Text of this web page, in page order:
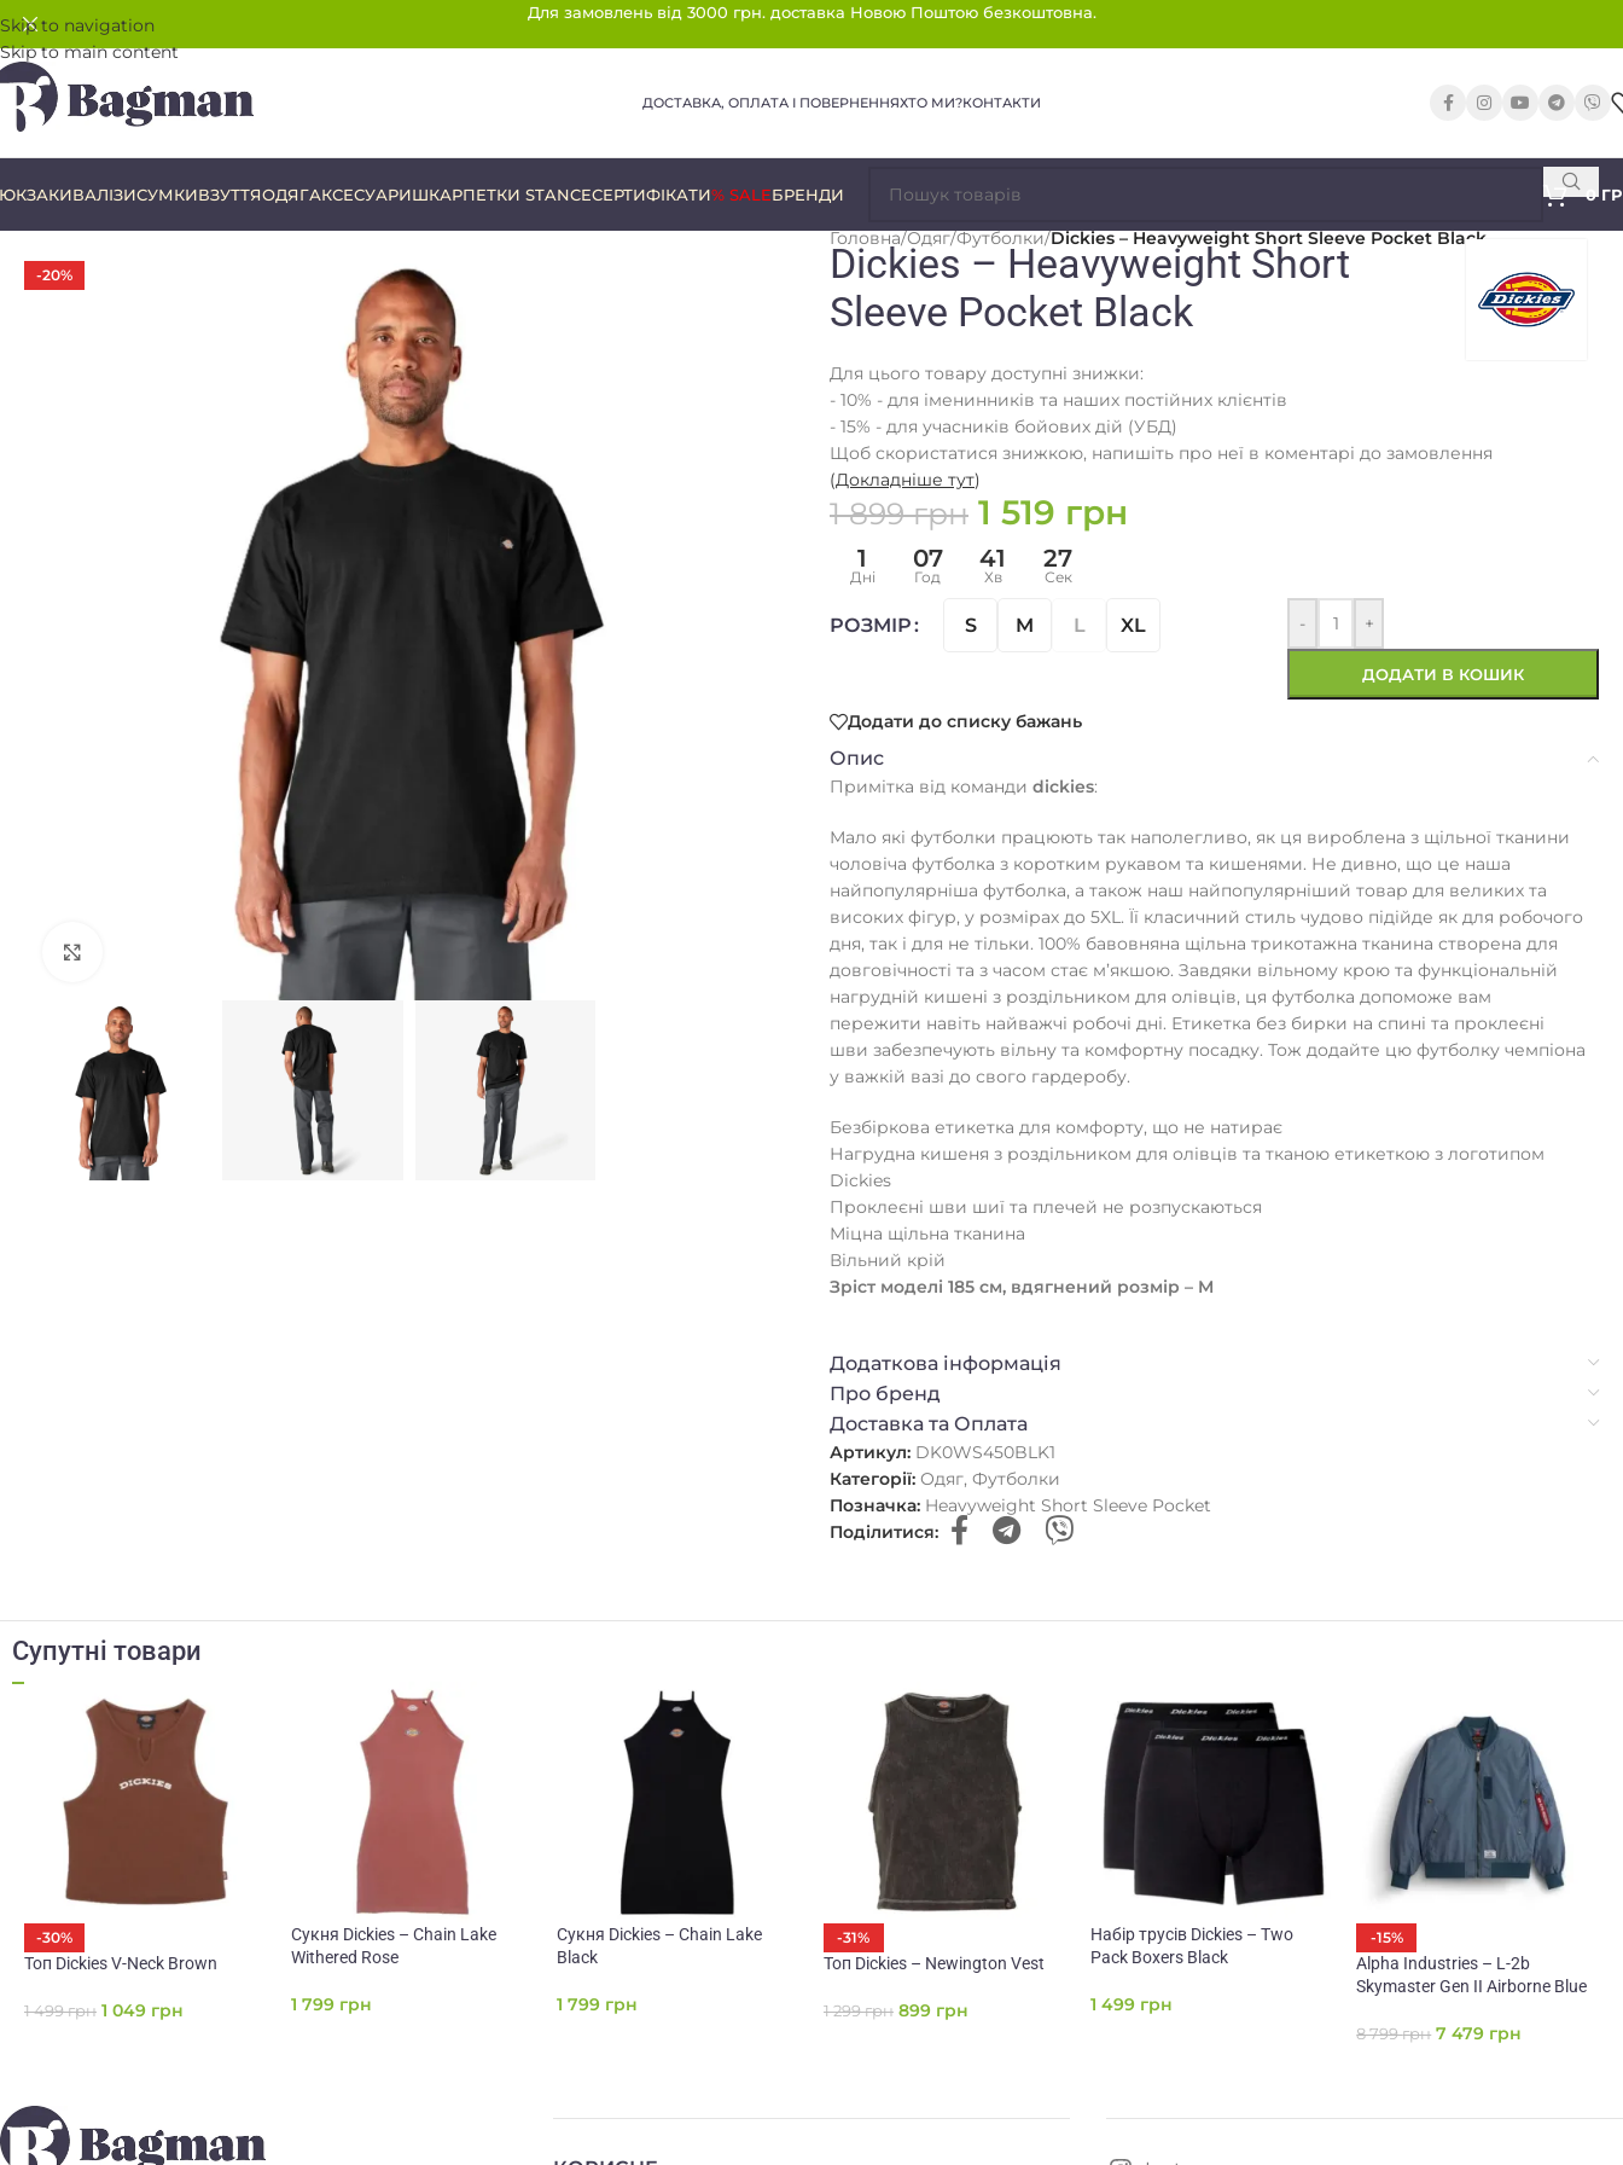
Skip to navigation
Skip to main content
Для замовлень від 3000 грн. доставка Новою Поштою безкоштовна.
ДОСТАВКА, ОПЛАТА І ПОВЕРНЕННЯХТО МИ?КОНТАКТИ
ВАЛІЗИСУМКИВЗУТТЯОДЯГАКСЕСУАРИШКАРПЕТКИ STANCEСЕРТИФІКАТИ% SALEБРЕНДИ 0
-20%
Клацніть, щоб збільшити
Головна/Одяг/Футболки/Dickies – Heavyweight Short Sleeve Pocket Black
Dickies – Heavyweight Short
Sleeve Pocket Black
Для цього товару доступні знижки:
- 10% - для іменинників та наших постійних клієнтів
- 15% - для учасників бойових дій (УБД)
Щоб скористатися знижкою, напишіть про неї в коментарі до замовлення
(Докладніше тут)
1 899грн 1 519 грн
1
Дні
07
Год
41
Хв
26
Сек
РОЗМІР S M L XL - +
ДОДАТИ В КОШИК
Додати до списку бажань
Опис
Примітка від команди dickies:
Мало які футболки працюють так наполегливо, як ця вироблена з щільної тканини
чоловіча футболка з коротким рукавом та кишенями. Не дивно, що це наша
найпопулярніша футболка, а також наш найпопулярніший товар для великих та
високих фігур, у розмірах до 5XL. Її класичний стиль чудово підійде як для робочого
дня, так і для не тільки. 100% бавовняна щільна трикотажна тканина створена для
довговічності та з часом стає м’якшою. Завдяки вільному крою та функціональній
нагрудній кишені з роздільником для олівців, ця футболка допоможе вам
пережити навіть найважчі робочі дні. Етикетка без бирки на спині та проклеєні
шви забезпечують вільну та комфортну посадку. Тож додайте цю футболку чемпіона
у важкій вазі до свого гардеробу.
Безбіркова етикетка для комфорту, що не натирає
Нагрудна кишеня з роздільником для олівців та тканою етикеткою з логотипом
Dickies
Проклеєні шви шиї та плечей не розпускаються
Міцна щільна тканина
Вільний крій
Зріст моделі 185 см, вдягнений розмір – M
Додаткова інформація
Про бренд
Доставка та Оплата
Артикул: DK0WS450BLK1
Категорії: Одяг, Футболки
Позначка: Heavyweight Short Sleeve Pocket
Поділитися:
Супутні товари
-30%
Топ Dickies V-Neck Brown
1 499грн 1 049 грн
Сукня Dickies – Chain Lake
Withered Rose
1 799 грн
Сукня Dickies – Chain Lake
Black
1 799 грн
-31%
Топ Dickies – Newington Vest
1 299грн 899 грн
Набір трусів Dickies – Two
Pack Boxers Black
1 499 грн
-15%
Alpha Industries – L-2b
Skymaster Gen II Airborne Blue
8 799грн 7 479 грн